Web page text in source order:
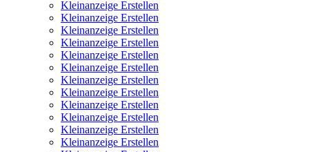
Kleinanzeige Erstellen
Kleinanzeige Erstellen
Kleinanzeige Erstellen
Kleinanzeige Erstellen
Kleinanzeige Erstellen
Kleinanzeige Erstellen
Kleinanzeige Erstellen
Kleinanzeige Erstellen
Kleinanzeige Erstellen
Kleinanzeige Erstellen
Kleinanzeige Erstellen
Kleinanzeige Erstellen